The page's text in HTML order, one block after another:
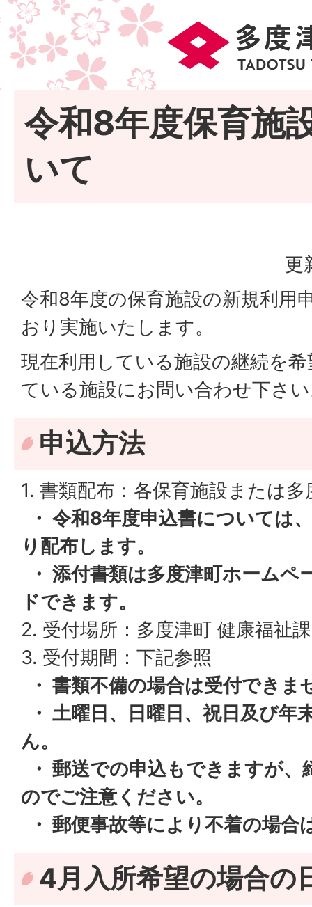
令和8年度保育施
いて
更
令和8年度の保育施設の新規利用
おり実施いたします。
現在利用している施設の継続を
ている施設にお問い合わせ下さ
申込方法
1. 書類配布：各保育施設または
・ 令和8年度申込書については
り配布します。
・ 添付書類は多度津町ホームペ
ドできます。
2. 受付場所：多度津町 健康福祉
3. 受付期間：下記参照
・ 書類不備の場合は受付できま
・ 土曜日、日曜日、祝日及び年
ん。
・ 郵送での申込もできますが
のでご注意ください。
・ 郵便事故等により不着の場合
4月入所希望の場合の